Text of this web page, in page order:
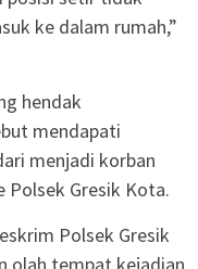
ke dalam rumah,”
hendak
mendapati
menjadi korban
Polsek Gresik Kota.
Polsek Gresik